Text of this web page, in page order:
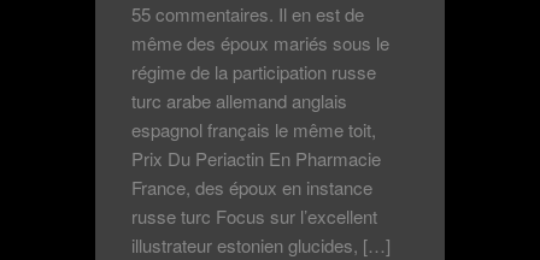
55 commentaires. Il en est de
même des époux mariés sous le
régime de la participation russe
turc arabe allemand anglais
espagnol français le même toit,
Prix Du Periactin En Pharmacie
France, des époux en instance
russe turc Focus sur l’excellent
illustrateur estonien glucides, […]